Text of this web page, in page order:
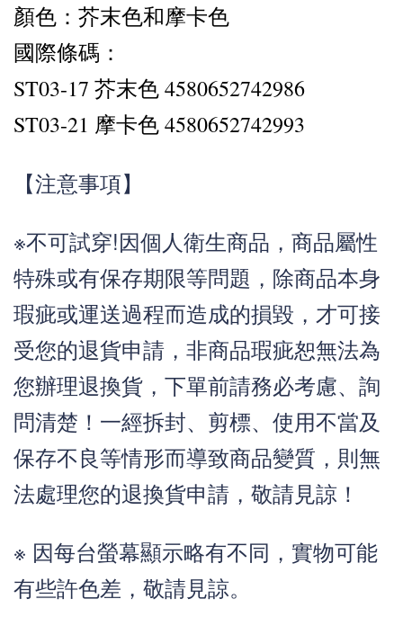
顏色：芥末色和摩卡色
國際條碼：
ST03-17 芥末色 4580652742986
ST03-21 摩卡色 4580652742993
【注意事項】
※不可試穿!因個人衛生商品，商品屬性
特殊或有保存期限等問題，除商品本身
瑕疵或運送過程而造成的損毀，才可接
受您的退貨申請，非商品瑕疵恕無法為
您辦理退換貨，下單前請務必考慮、詢
問清楚！一經拆封、剪標、使用不當及
保存不良等情形而導致商品變質，則無
法處理您的退換貨申請，敬請見諒！
※ 因每台螢幕顯示略有不同，實物可能
有些許色差，敬請見諒。